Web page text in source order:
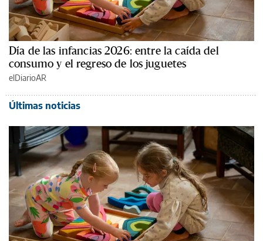
Día de las infancias 2026: entre la caída del
consumo y el regreso de los juguetes
elDiarioAR
Últimas noticias